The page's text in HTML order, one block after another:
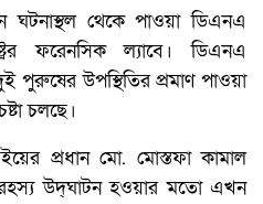
থেকে পাওয়া ডিএনএ
ফরেনসিক ল্যাবে। ডিএনএ
পুরুষের উপস্থিতির প্রমাণ পাওয়া
চলছে।
প্রধান মো. মোস্তফা কামাল
উদ্‌ঘাটন হওয়ার মতো এখন